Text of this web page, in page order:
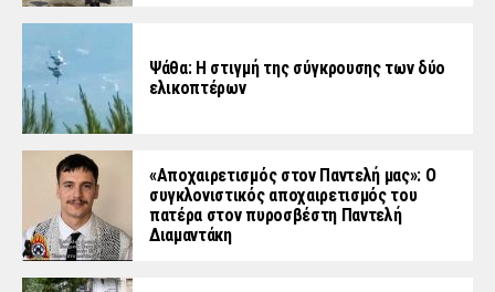
Ψάθα: Η στιγμή της σύγκρουσης των δύο
ελικοπτέρων
«Aποχαιρετισμός στον Παντελή μας»: Ο
συγκλονιστικός αποχαιρετισμός του
πατέρα στον πυροσβέστη Παντελή
Διαμαντάκη